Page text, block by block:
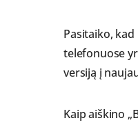
Pasitaiko,
telefonuose
versiją į
Kaip aiškino